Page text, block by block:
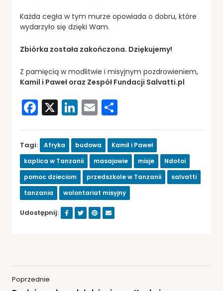
Każda cegła w tym murze opowiada o dobru, które
wydarzyło się dzięki Wam.
Zbiórka została zakończona. Dziękujemy!
Z pamięcią w modlitwie i misyjnym pozdrowieniem,
Kamil i Paweł oraz Zespół Fundacji Salvatti.pl
Facebook
X LinkedIn
Email
Tagi: Afryka budowa
Kamil i Paweł
kaplica w Tanzanii
masajowie misje
Ndotoi
pomoc dzieciom
przedszkole w Tanzanii
salvatti
tanzania
wolontariat misyjny
Udostępnij:
Poprzednie